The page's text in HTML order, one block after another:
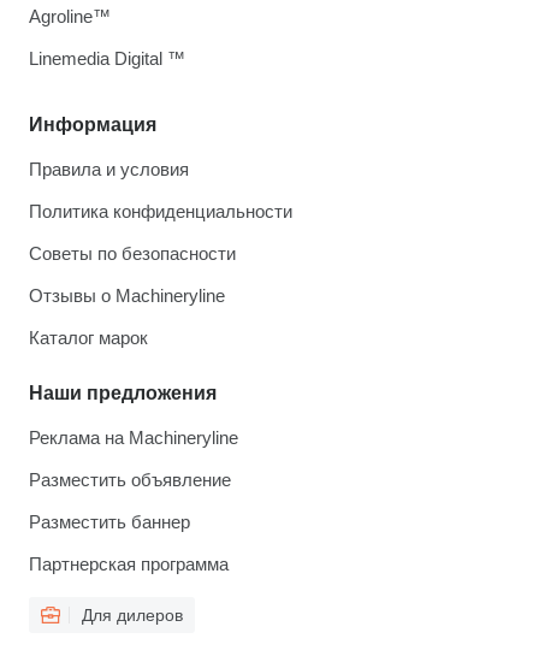
Информация
Правила и условия
Политика конфиденциальности
Советы по безопасности
Отзывы о Machineryline
Каталог марок
Наши предложения
Реклама на Machineryline
Разместить объявление
Разместить баннер
Партнерская программа
Для дилеров
Agroline™
Linemedia Digital ™